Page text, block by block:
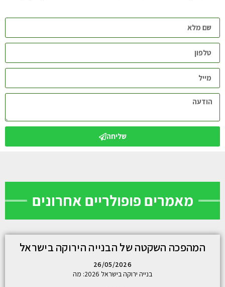
שליחה
מאמרים פופולריים אחרונים
המהפכה השקטה של הבנייה הירוקה בישראל
26/05/2026
בנייה ירוקה בישראל 2026: מה